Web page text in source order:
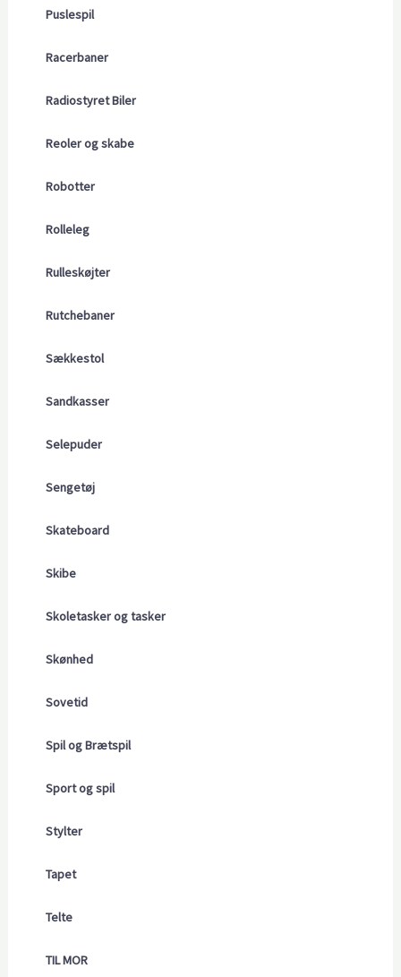
Puslespil
Racerbaner
Radiostyret Biler
Reoler og skabe
Robotter
Rolleleg
Rulleskøjter
Rutchebaner
Sækkestol
Sandkasser
Selepuder
Sengetøj
Skateboard
Skibe
Skoletasker og tasker
Skønhed
Sovetid
Spil og Brætspil
Sport og spil
Stylter
Tapet
Telte
TIL MOR